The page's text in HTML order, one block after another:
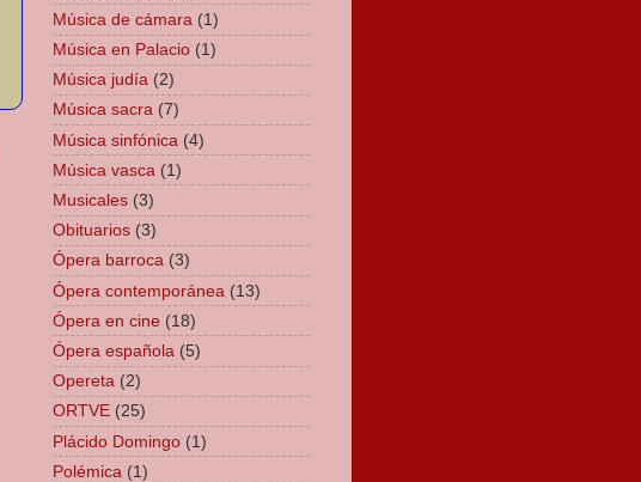
Música de cámara (1)
Música en Palacio (1)
Música judía (2)
Música sacra (7)
Música sinfónica (4)
Música vasca (1)
Musicales (3)
Obituarios (3)
Ópera barroca (3)
Ópera contemporánea (13)
Ópera en cine (18)
Ópera española (5)
Opereta (2)
ORTVE (25)
Plácido Domingo (1)
Polémica (1)